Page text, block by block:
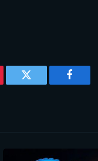
فيسبوك تويتر